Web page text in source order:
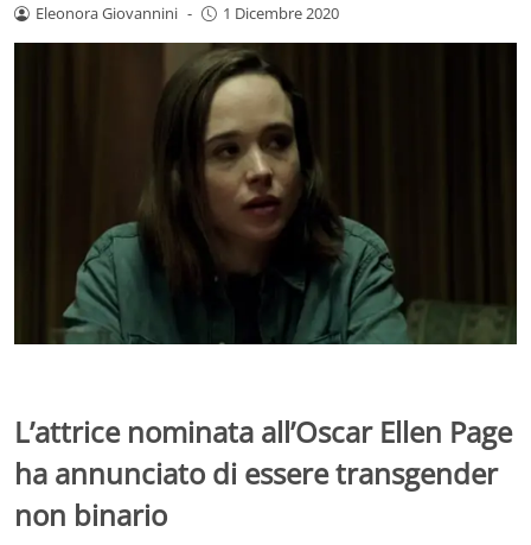
Eleonora Giovannini - 1 Dicembre 2020
L’attrice nominata all’Oscar Ellen Page
ha annunciato di essere transgender
non binario